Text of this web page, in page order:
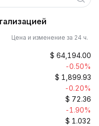
Цена и изменение за 24 ч.
$ 64,194.00
-0.50%
$ 1,899.93
-0.20%
$ 72.36
-1.90%
$ 1.032